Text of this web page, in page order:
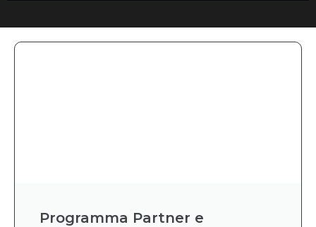
Programma Partner e